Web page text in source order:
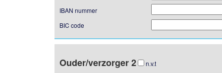
IBAN nummer
BIC code
Ouder/verzorger 2 n.v.t